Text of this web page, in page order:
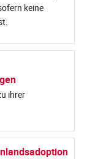
keine
ihrer